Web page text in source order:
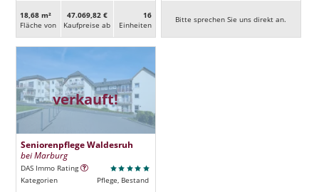
18,68 m²
Fläche von
47.069,82 €
Kaufpreise ab
16
Ein­heiten
Bitte sprechen Sie uns direkt an.
verkauft!
Seniorenpflege Waldesruh
bei Marburg
DAS Immo Rating
Kategorien
Pflege, Bestand